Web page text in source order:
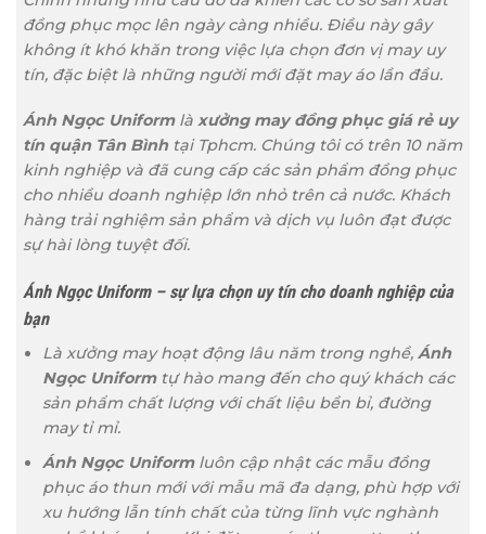
đồng phục mọc lên ngày càng nhiều. Điều này gây
không ít khó khăn trong việc lựa chọn đơn vị may uy
tín, đặc biệt là những người mới đặt may áo lần đầu.
Ánh Ngọc Uniform là xưởng may đồng phục giá rẻ uy
tín quận Tân Bìnhtại Tphcm. Chúng tôi có trên 10 năm
kinh nghiệp và đã cung cấp các sản phẩm đồng phục
cho nhiều doanh nghiệp lớn nhỏ trên cả nước. Khách
hàng trải nghiệm sản phẩm và dịch vụ luôn đạt được
sự hài lòng tuyệt đối.
Ánh Ngọc Uniform – sự lựa chọn uy tín cho doanh nghiệp của
bạn
Là xưởng may hoạt động lâu năm trong nghề,Ánh
Ngọc Uniformtự hào mang đến cho quý khách các
sản phẩm chất lượng với chất liệu bền bỉ, đường
may tỉ mỉ.
Ánh Ngọc Uniform luôn cập nhật các mẫu đồng
phục áo thun mới với mẫu mã đa dạng, phù hợp với
xu hướng lẫn tính chất của từng lĩnh vực nghành